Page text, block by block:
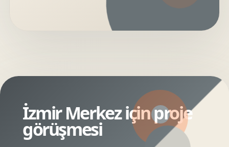
İzmir Merkez için proje
görüşmesi